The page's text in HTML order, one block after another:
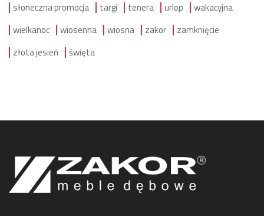
słoneczna promocja
targi tenera urlop
wakacyjna
wielkanoc
wiosenna wiosna zakor
zamknięcie
złota jesień
święta